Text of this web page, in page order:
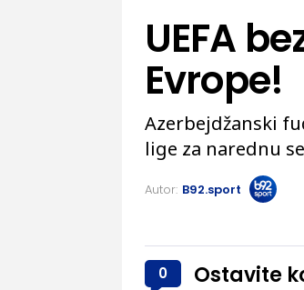
UEFA
Evrope!
Azerbejdžanski
lige za narednu
Autor: B92.sport
0 Ostavite